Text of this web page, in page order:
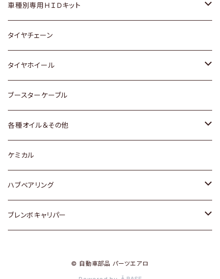
マツダ
三菱
スバル
レクサス
ダイハツ
マツダ
三菱
スバル
日産
いすゞ
ダイハツ
マツダ
三菱
スバル
スズキ
日産
ダイハツ
スバル
ホンダ
スズキ
日産
ダイハツ
マツダ
ホンダ
スズキ
日産
ダイハツ
マツダ
スバル
車種別専用ＨＩＤキット
トヨタ
マツダ
タイヤチェーン
タイヤホイール
トヨタ
ホンダ
スズキ
日産
ダイハツ
ブースターケーブル
各種オイル＆その他
ディーデル洗浄添加剤
ケミカル
ハブベアリング
トヨタ
ブレンボキャリパー
© 自動車部品 パーツエアロ